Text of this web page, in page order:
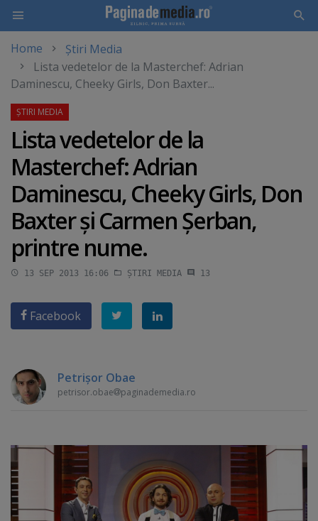
main
content
Home
Știri Media
Lista vedetelor de la Masterchef: Adrian
Daminescu, Cheeky Girls, Don Baxter...
Lista vedetelor de la
Masterchef: Adrian
Daminescu, Cheeky Girls, Don
Baxter şi Carmen Şerban,
printre nume.
13 SEP 2013 16:06 ȘTIRI MEDIA 13
Facebook
Petrişor Obae
petrisor.obae paginademedia.ro